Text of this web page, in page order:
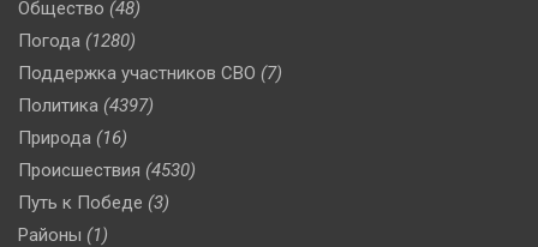
Общество (48)
Погода (1280)
Поддержка участников СВО (7)
Политика (4397)
Природа (16)
Происшествия (4530)
Путь к Победе (3)
Районы (1)